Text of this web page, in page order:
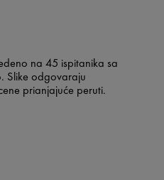
na 45 ispitanika sa
Slike odgovaraju
prianjajuće peruti.